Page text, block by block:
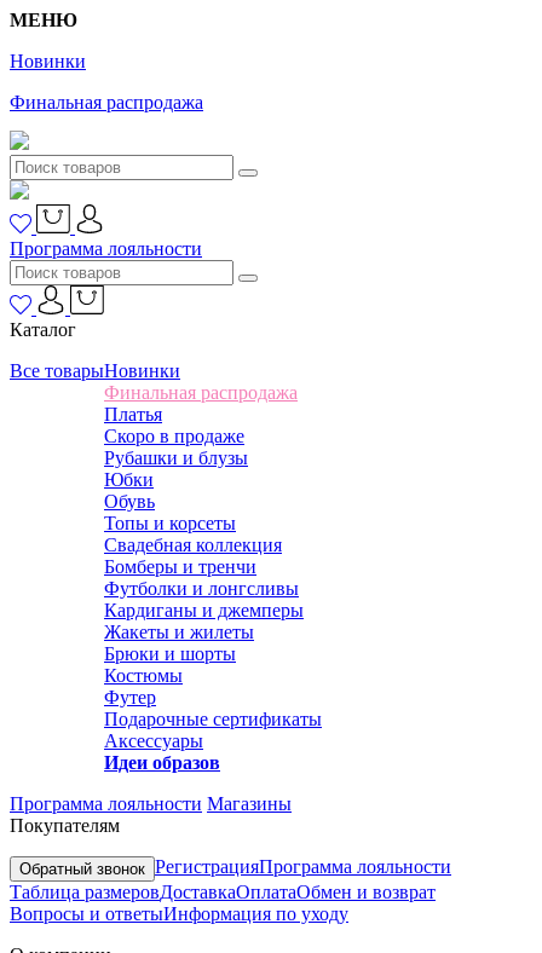
МЕНЮ
Новинки
Финальная распродажа
Программа лояльности
Каталог
Все товарыНовинки
Финальная распродажа
Платья
Скоро в продаже
Рубашки и блузы
Юбки
Обувь
Топы и корсеты
Свадебная коллекция
Бомберы и тренчи
Футболки и лонгсливы
Кардиганы и джемперы
Жакеты и жилеты
Брюки и шорты
Костюмы
Футер
Подарочные сертификаты
Аксессуары
Идеи образов
Программа лояльности Магазины
Покупателям
Обратный звонок РегистрацияПрограмма лояльности
Таблица размеровДоставкаОплатаОбмен и возврат
Вопросы и ответыИнформация по уходу